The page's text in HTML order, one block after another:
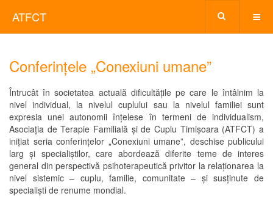
ATFCT
Conferințele „Conexiuni umane”
Întrucât în societatea actuală dificultățile pe care le întâlnim la
nivel individual, la nivelul cuplului sau la nivelul familiei sunt
expresia unei autonomii înțelese în termeni de individualism,
Asociația de Terapie Familială și de Cuplu Timișoara (ATFCT) a
inițiat seria conferințelor „Conexiuni umane”, deschise publicului
larg și specialiștilor, care abordează diferite teme de interes
general din perspectivă psihoterapeutică privitor la relaționarea la
nivel sistemic – cuplu, familie, comunitate – și susținute de
specialiști de renume mondial.